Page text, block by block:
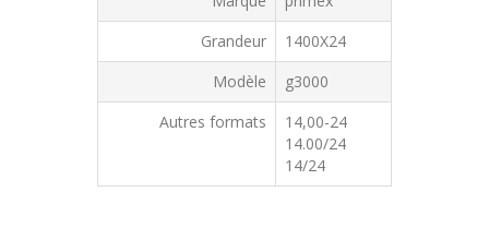
Grandeur
1400X24
Modèle
g3000
Autres formats
14,00-24
14.00/24
14/24